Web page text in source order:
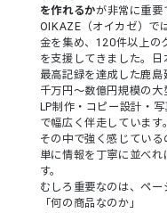
を作れるかが非常に重要
OIKAZE（オイカゼ）で
金を集め、120件以上の
を支援してきました。
最高記録を達成した鹿
千万円〜数億円規模の大
LP制作・コピー設計・
で幅広く伴走しています。
その中で強く感じている
単に情報を丁寧に並べ
す。
むしろ重要なのは、ペー
「何の商品なのか」